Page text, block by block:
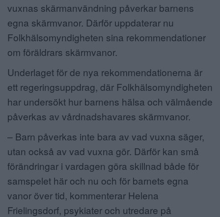
vuxnas skärmanvändning påverkar barnens
egna skärmvanor. Därför uppdaterar nu
Folkhälsomyndigheten sina rekommendationer
om föräldrars skärmvanor.
Underlaget för de nya rekommendationerna är
ett regeringsuppdrag, där Folkhälsomyndigheten
har undersökt hur barnens hälsa och välmående
påverkas av vårdnadshavares skärmvanor.
– Barn påverkas inte bara av vad vuxna säger,
utan också av vad vuxna gör. Därför kan små
förändringar i vardagen göra skillnad både för
samspelet här och nu och för barnets egna
vanor över tid, kommenterar Helena
Frielingsdorf, psykiater och utredare på